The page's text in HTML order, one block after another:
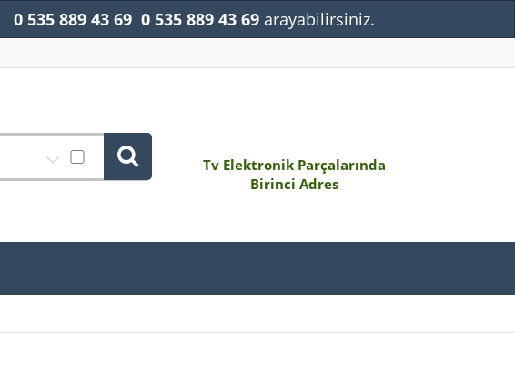
Tv Elektronik Parçalarında
Birinci Adres
0 535 889 43 69 0 535 889 43 69 arayabilirsiniz.